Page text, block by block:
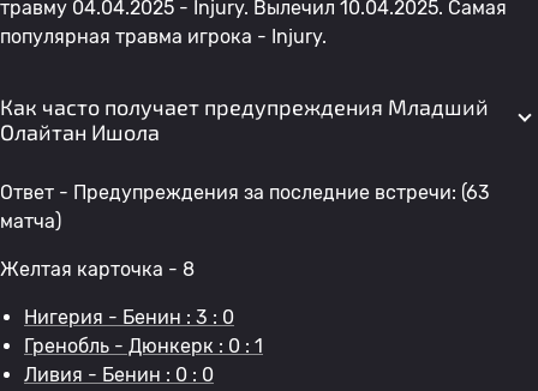
травму 04.04.2025 - Injury. Вылечил 10.04.2025. Самая
популярная травма игрока - Injury.
Как часто получает предупреждения Младший
Олайтан Ишола
Ответ - Предупреждения за последние встречи: (63
матча)
Желтая карточка - 8
Нигерия - Бенин : 3 : 0
Гренобль - Дюнкерк : 0 : 1
Ливия - Бенин : 0 : 0